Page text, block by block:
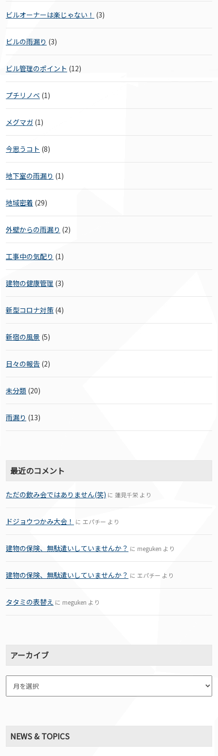
ビルオーナーは楽じゃない！ (3)
ビルの雨漏り (3)
ビル管理のポイント (12)
プチリノベ (1)
メグマガ (1)
今思うコト (8)
地下室の雨漏り (1)
地域密着 (29)
外壁からの雨漏り (2)
工事中の気配り (1)
建物の健康管理 (3)
新型コロナ対策 (4)
新宿の風景 (5)
日々の報告 (2)
未分類 (20)
雨漏り (13)
最近のコメント
ただの飲み会ではありません(笑) に 蓮見千栄 より
ドジョウつかみ大会！ に エパチー より
建物の保険、無駄遣いしていませんか？ に meguken より
建物の保険、無駄遣いしていませんか？ に エパチー より
タタミの表替え に meguken より
アーカイブ
NEWS & TOPICS